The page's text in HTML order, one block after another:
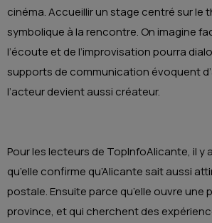
cinéma. Accueillir un stage centré sur
symbolique à la rencontre. On imagine
l’écoute et de l’improvisation pourra
supports de communication évoquent
l’acteur devient aussi créateur.
Pour les lecteurs de TopInfoAlicante, il y
qu’elle confirme qu’Alicante sait aussi
postale. Ensuite parce qu’elle ouvre
province, et qui cherchent des